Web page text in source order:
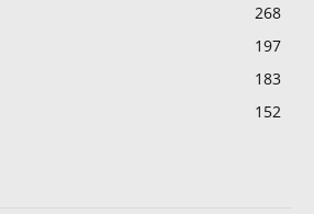
268
197
183
152